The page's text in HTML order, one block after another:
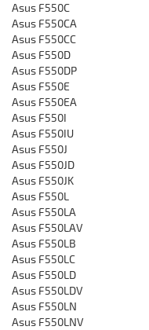
Asus F550C
Asus F550CA
Asus F550CC
Asus F550D
Asus F550DP
Asus F550E
Asus F550EA
Asus F550I
Asus F550IU
Asus F550J
Asus F550JD
Asus F550JK
Asus F550L
Asus F550LA
Asus F550LAV
Asus F550LB
Asus F550LC
Asus F550LD
Asus F550LDV
Asus F550LN
Asus F550LNV